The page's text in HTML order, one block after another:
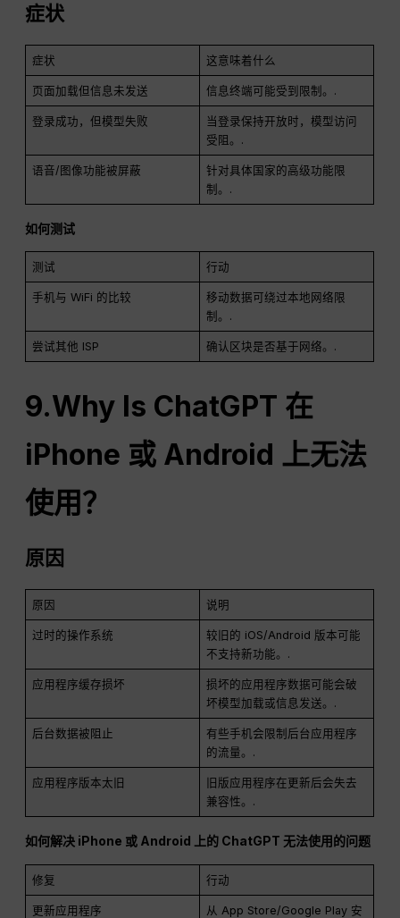
症状
症状 这意味着什么
页面加载但信息未发送 信息终端可能受到限制。.
登录成功，但模型失败
当登录保持开放时，模型访问
受阻。.
语音/图像功能被屏蔽
针对具体国家的高级功能限
制。.
如何测试
测试 行动
手机与 WiFi 的比较
移动数据可绕过本地网络限
制。.
尝试其他 ISP 确认区块是否基于网络。.
9.Why Is ChatGPT 在
iPhone 或 Android 上无法
使用？
原因
原因 说明
过时的操作系统
较旧的 iOS/Android 版本可能
不支持新功能。.
应用程序缓存损坏
损坏的应用程序数据可能会破
坏模型加载或信息发送。.
后台数据被阻止
有些手机会限制后台应用程序
的流量。.
应用程序版本太旧
旧版应用程序在更新后会失去
兼容性。.
如何解决 iPhone 或 Android 上的 ChatGPT 无法使用的问题
修复 行动
更新应用程序
从 App Store/Google Play 安